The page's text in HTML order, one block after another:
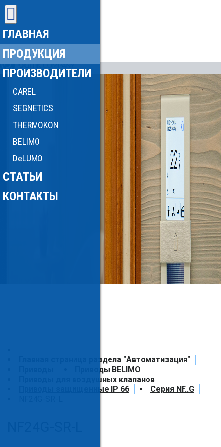
ГЛАВНАЯ
ПРОДУКЦИЯ
ПРОИЗВОДИТЕЛИ
CAREL
SEGNETICS
THERMOKON
BELIMO
DeLUMO
СТАТЬИ
КОНТАКТЫ
Главная страница раздела "Автоматизация"
Приводы BELIMO
Приводы для воздушных клапанов
Приводы защищенные IP 66
Серия NF..G